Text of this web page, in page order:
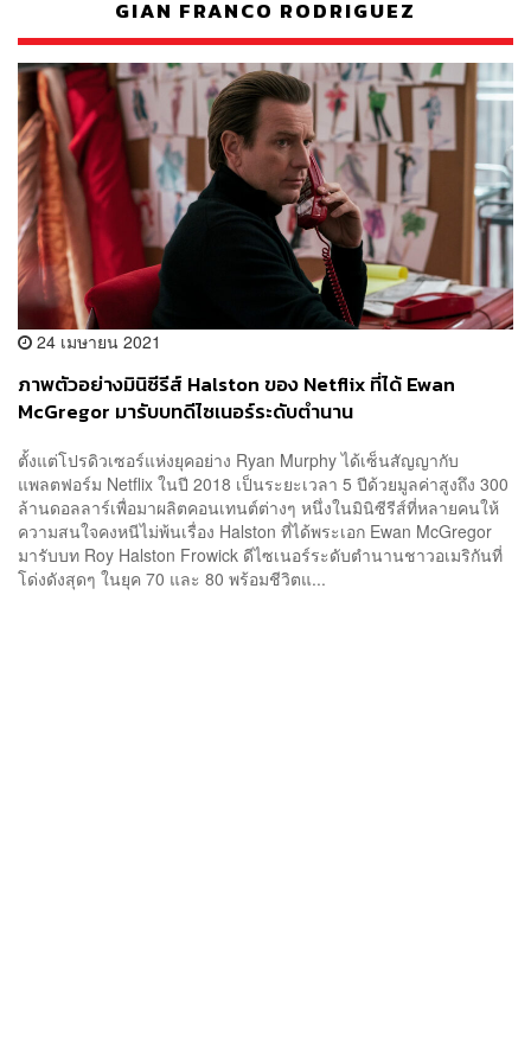
GIAN FRANCO RODRIGUEZ
24 เมษายน 2021
ภาพตัวอย่างมินิซีรีส์ Halston ของ Netflix ที่ได้ Ewan
McGregor มารับบทดีไซเนอร์ระดับตำนาน
ตั้งแต่โปรดิวเซอร์แห่งยุคอย่าง Ryan Murphy ได้เซ็นสัญญากับ
แพลตฟอร์ม Netflix ในปี 2018 เป็นระยะเวลา 5 ปีด้วยมูลค่าสูงถึง 300
ล้านดอลลาร์เพื่อมาผลิตคอนเทนต์ต่างๆ หนึ่งในมินิซีรีส์ที่หลายคนให้
ความสนใจคงหนีไม่พ้นเรื่อง Halston ที่ได้พระเอก Ewan McGregor
มารับบท Roy Halston Frowick ดีไซเนอร์ระดับตำนานชาวอเมริกันที่
โด่งดังสุดๆ ในยุค 70 และ 80 พร้อมชีวิตแ...